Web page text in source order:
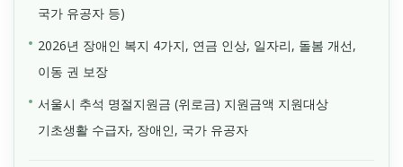
국가 유공자 등)
2026년 장애인 복지 4가지, 연금 인상, 일자리, 돌봄 개선,
이동 권 보장
서울시 추석 명절지원금 (위로금) 지원금액 지원대상
기초생활 수급자, 장애인, 국가 유공자